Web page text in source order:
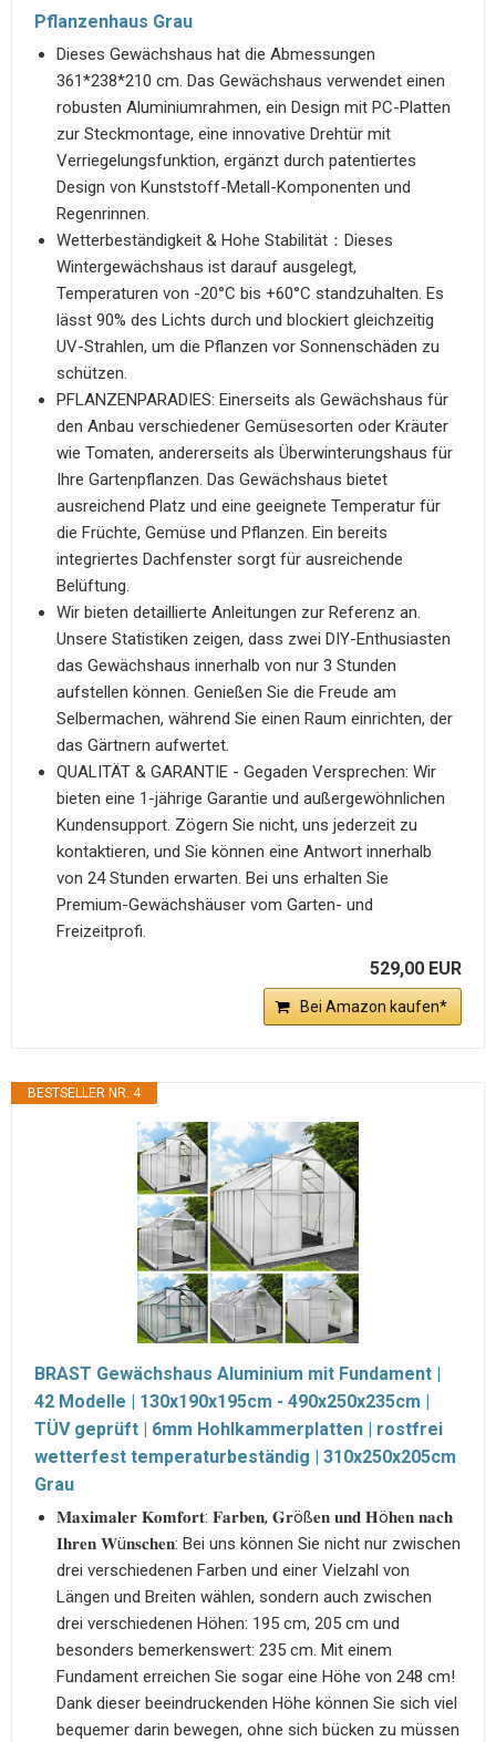
Pflanzenhaus Grau
Dieses Gewächshaus hat die Abmessungen
361*238*210 cm. Das Gewächshaus verwendet einen
robusten Aluminiumrahmen, ein Design mit PC-Platten
zur Steckmontage, eine innovative Drehtür mit
Verriegelungsfunktion, ergänzt durch patentiertes
Design von Kunststoff-Metall-Komponenten und
Regenrinnen.
Wetterbeständigkeit & Hohe Stabilität：Dieses
Wintergewächshaus ist darauf ausgelegt,
Temperaturen von -20°C bis +60°C standzuhalten. Es
lässt 90% des Lichts durch und blockiert gleichzeitig
UV-Strahlen, um die Pflanzen vor Sonnenschäden zu
schützen.
PFLANZENPARADIES: Einerseits als Gewächshaus für
den Anbau verschiedener Gemüsesorten oder Kräuter
wie Tomaten, andererseits als Überwinterungshaus für
Ihre Gartenpflanzen. Das Gewächshaus bietet
ausreichend Platz und eine geeignete Temperatur für
die Früchte, Gemüse und Pflanzen. Ein bereits
integriertes Dachfenster sorgt für ausreichende
Belüftung.
Wir bieten detaillierte Anleitungen zur Referenz an.
Unsere Statistiken zeigen, dass zwei DIY-Enthusiasten
das Gewächshaus innerhalb von nur 3 Stunden
aufstellen können. Genießen Sie die Freude am
Selbermachen, während Sie einen Raum einrichten, der
das Gärtnern aufwertet.
QUALITÄT & GARANTIE - Gegaden Versprechen: Wir
bieten eine 1-jährige Garantie und außergewöhnlichen
Kundensupport. Zögern Sie nicht, uns jederzeit zu
kontaktieren, und Sie können eine Antwort innerhalb
von 24 Stunden erwarten. Bei uns erhalten Sie
Premium-Gewächshäuser vom Garten- und
Freizeitprofi.
529,00 EUR
Bei Amazon kaufen*
BESTSELLER NR. 4
BRAST Gewächshaus Aluminium mit Fundament |
42 Modelle | 130x190x195cm - 490x250x235cm |
TÜV geprüft | 6mm Hohlkammerplatten | rostfrei
wetterfest temperaturbeständig | 310x250x205cm
Grau
𝐌𝐚𝐱𝐢𝐦𝐚𝐥𝐞𝐫 𝐊𝐨𝐦𝐟𝐨𝐫𝐭: 𝐅𝐚𝐫𝐛𝐞𝐧, 𝐆𝐫öß𝐞𝐧 𝐮𝐧𝐝 𝐇ö𝐡𝐞𝐧 𝐧𝐚𝐜𝐡
𝐈𝐡𝐫𝐞𝐧 𝐖ü𝐧𝐬𝐜𝐡𝐞𝐧: Bei uns können Sie nicht nur zwischen
drei verschiedenen Farben und einer Vielzahl von
Längen und Breiten wählen, sondern auch zwischen
drei verschiedenen Höhen: 195 cm, 205 cm und
besonders bemerkenswert: 235 cm. Mit einem
Fundament erreichen Sie sogar eine Höhe von 248 cm!
Dank dieser beeindruckenden Höhe können Sie sich viel
bequemer darin bewegen, ohne sich bücken zu müssen